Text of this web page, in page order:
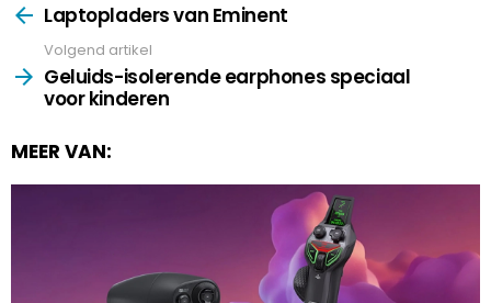
moreLaptopladers van Eminent
Volgend artikel
Geluids-isolerende earphones speciaal
voor kinderen
MEER VAN: